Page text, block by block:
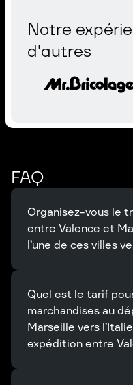
Notre
d'autres
FAQ
Organisez-vous le
entre Valence et
l’une de ces villes
Quel est le tarif
marchandises au
Marseille vers
expédition entre